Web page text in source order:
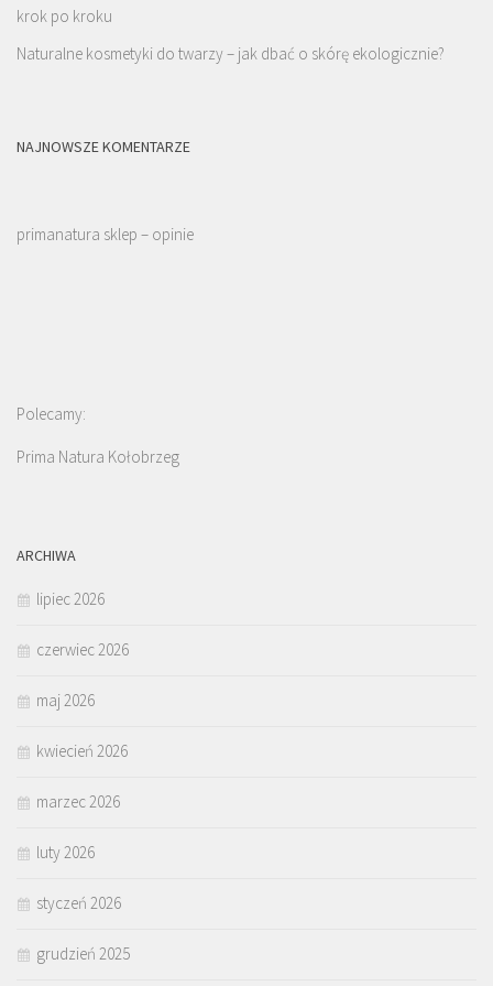
krok po kroku
Naturalne kosmetyki do twarzy – jak dbać o skórę ekologicznie?
NAJNOWSZE KOMENTARZE
primanatura sklep – opinie
Polecamy:
Prima Natura Kołobrzeg
ARCHIWA
lipiec 2026
czerwiec 2026
maj 2026
kwiecień 2026
marzec 2026
luty 2026
styczeń 2026
grudzień 2025